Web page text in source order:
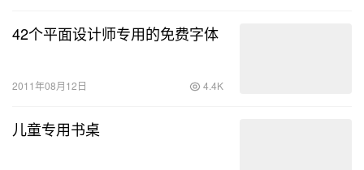
42个平面设计师专用的免费字体
2011年08月12日 4.4K
儿童专用书桌